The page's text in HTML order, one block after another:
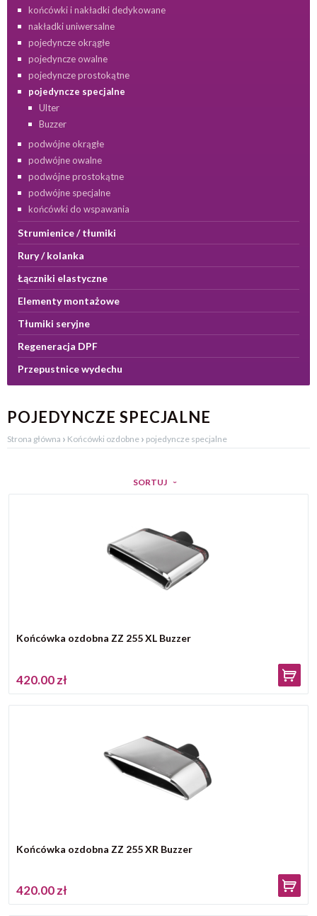
końcówki i nakładki dedykowane
nakładki uniwersalne
pojedyncze okrągłe
pojedyncze owalne
pojedyncze prostokątne
pojedyncze specjalne
Ulter
Buzzer
podwójne okrągłe
podwójne owalne
podwójne prostokątne
podwójne specjalne
końcówki do wspawania
Strumienice / tłumiki
Rury / kolanka
Łączniki elastyczne
Elementy montażowe
Tłumiki seryjne
Regeneracja DPF
Przepustnice wydechu
POJEDYNCZE SPECJALNE
Strona główna › Końcówki ozdobne › pojedyncze specjalne
SORTUJ
Końcówka ozdobna ZZ 255 XL Buzzer
420.00 zł
Końcówka ozdobna ZZ 255 XR Buzzer
420.00 zł